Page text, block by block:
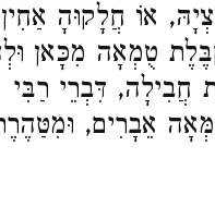
אוֹ חֲלָקוּהָ
טֻמְאָה מִכָּאן
דִּבְרֵי רַבִּי
אֵבָרִים,